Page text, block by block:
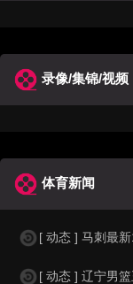
录像/集锦/视频
体育新闻
[ 动态 ] 马刺最
[ 动态 ] 辽宁男篮